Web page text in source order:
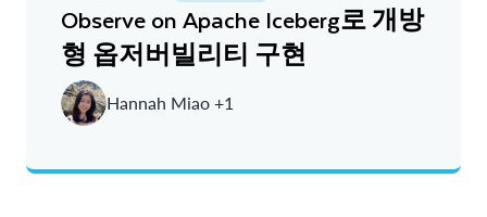
Observe on Apache Iceberg로 개방
형 옵저버빌리티 구현
Hannah Miao +1